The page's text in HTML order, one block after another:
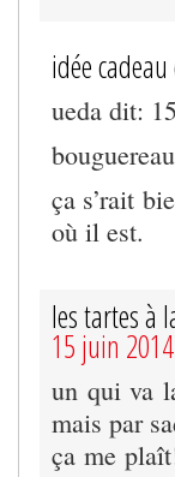
idée
ueda dit:
ça s’rait
où il est.
les tartes à
15 juin
un qui va
mais par
ça me